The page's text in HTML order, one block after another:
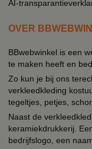
AI-
OVER
BBwebwinkel is een
te maken heeft en
Zo kun je bij ons
verkleedkleding
tegeltjes, petjes,
Naast de
keramiekdrukkerij.
bedrijfslogo, een